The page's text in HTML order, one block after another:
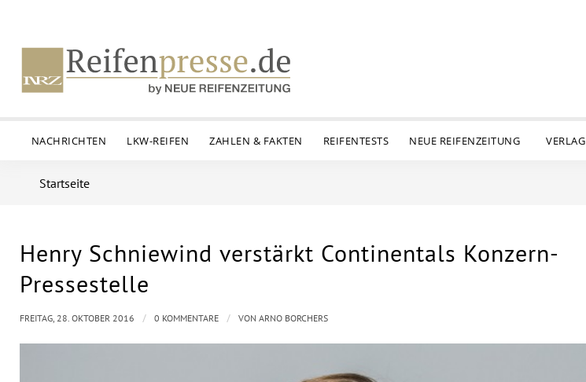
NACHRICHTEN LKW-REIFEN ZAHLEN & FAKTEN REIFENTESTS NEUE REIFENZEITUNG VERLAG
Startseite
Henry Schniewind verstärkt Continentals Konzern-
Pressestelle
FREITAG, 28. OKTOBER 2016 / 0 KOMMENTARE / VON ARNO BORCHERS